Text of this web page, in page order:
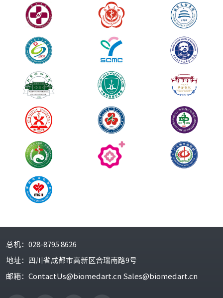
2019/01
公司产品可吸收颅骨锁斩获2019年德国iF设计奖（iF
Design Award 2019）
2018/03 公司首次入库全国科技型中小企业
2018/11 完成A轮融资
2017
成都市特聘专家称号
公司被评选为2017年全国最具成长潜力的留学人员创业企业
2016
2016/05 通过ISO13485：2003质量体系认证，部分产品通过CE认证
2016/09
美益达荣获2016年度诺贝尔奖获得者医学峰会创新创业大
总机： 028-8795 8626
地址： 四川省成都市高新区合瑞南路9号
邮箱： ContactUs@biomedart.cn Sales@biomedart.cn